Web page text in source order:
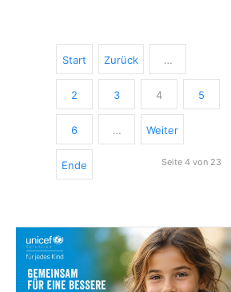
Start Zurück …
2 3 4 5
6 … Weiter
Ende Seite 4 von 23